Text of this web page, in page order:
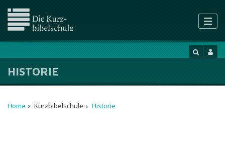
HISTORIE
Home › Kurzbibelschule › Historie